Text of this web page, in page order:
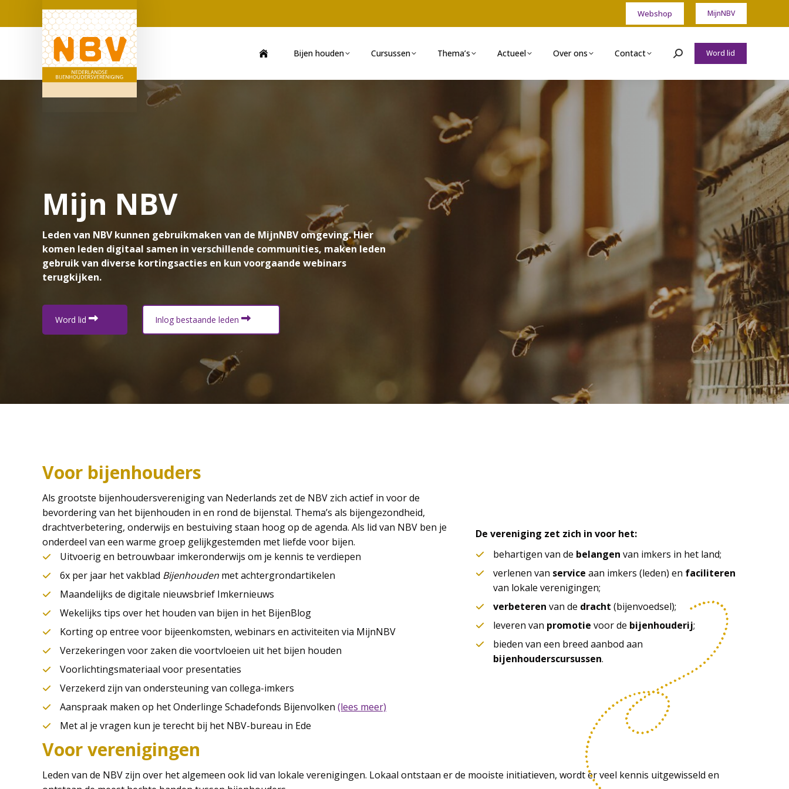
Webshop MijnNBV
Bijen houden Cursussen Thema’s Actueel Over ons Contact Zoeken:Word lid
Mijn NBV
Leden van NBV kunnen gebruikmaken van de MijnNBV omgeving. Hier
komen leden digitaal samen in verschillende communities, maken leden
gebruik van diverse kortingsacties en kun voorgaande webinars
terugkijken.
Word lid Inlog bestaande leden
Voor bijenhouders
Als grootste bijenhoudersvereniging van Nederlands zet de NBV zich actief in voor de
bevordering van het bijenhouden in en rond de bijenstal. Thema’s als bijengezondheid,
drachtverbetering, onderwijs en bestuiving staan hoog op de agenda. Als lid van NBV ben je
onderdeel van een warme groep gelijkgestemden met liefde voor bijen.
Uitvoerig en betrouwbaar imkeronderwijs om je kennis te verdiepen
6x per jaar het vakblad Bijenhouden met achtergrondartikelen
Maandelijks de digitale nieuwsbrief Imkernieuws
Wekelijks tips over het houden van bijen in het BijenBlog
Korting op entree voor bijeenkomsten, webinars en activiteiten via MijnNBV
Verzekeringen voor zaken die voortvloeien uit het bijen houden
Voorlichtingsmateriaal voor presentaties
Verzekerd zijn van ondersteuning van collega-imkers
Aanspraak maken op het Onderlinge Schadefonds Bijenvolken (lees meer)
Met al je vragen kun je terecht bij het NBV-bureau in Ede
De vereniging zet zich in voor het:
behartigen van de belangen van imkers in het land;
verlenen van service aan imkers (leden) en faciliteren
van lokale verenigingen;
verbeteren van de dracht (bijenvoedsel);
leveren van promotie voor de bijenhouderij;
bieden van een breed aanbod aan
bijenhouderscursussen.
Voor verenigingen
Leden van de NBV zijn over het algemeen ook lid van lokale verenigingen. Lokaal ontstaan er de mooiste initiatieven, wordt er veel kennis uitgewisseld en